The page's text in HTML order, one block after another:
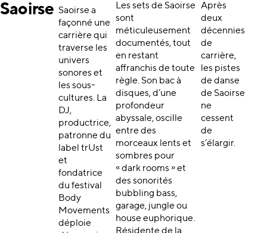
Saoirse Saoirse a
façonné une
carrière qui
traverse les
univers
sonores et
les sous-
cultures. La
DJ,
productrice,
patronne du
label trUst
et
fondatrice
du festival
Body
Movements
déploie
Les sets de Saoirse
sont
méticuleusement
documentés, tout
en restant
affranchis de toute
règle. Son bac à
disques, d’une
profondeur
abyssale, oscille
entre des
morceaux lents et
sombres pour
« dark rooms » et
des sonorités
bubbling bass,
garage, jungle ou
house euphorique.
Après
deux
décennies
de
carrière,
les pistes
de danse
de Saoirse
ne
cessent
de
s’élargir.